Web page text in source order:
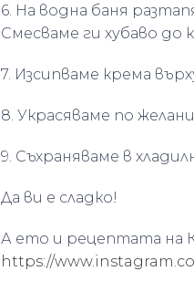
6. На водна баня
Смесваме ги хубаво до
7. Изсипваме крема
8. Украсяваме по
9. Съхраняваме в
Да ви е сладко!
А ето и рецептата на
https://